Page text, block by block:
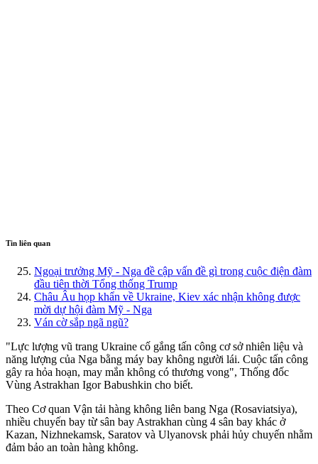
Tin liên quan
Ngoại trưởng Mỹ - Nga đề cập vấn đề gì trong cuộc điện đàm
đầu tiên thời Tổng thống Trump
Châu Âu họp khẩn về Ukraine, Kiev xác nhận không được
mời dự hội đàm Mỹ - Nga
Ván cờ sắp ngã ngũ?
"Lực lượng vũ trang Ukraine cố gắng tấn công cơ sở nhiên liệu và
năng lượng của Nga bằng máy bay không người lái. Cuộc tấn công
gây ra hỏa hoạn, may mắn không có thương vong", Thống đốc
Vùng Astrakhan Igor Babushkin cho biết.
Theo Cơ quan Vận tải hàng không liên bang Nga (Rosaviatsiya),
nhiều chuyến bay từ sân bay Astrakhan cùng 4 sân bay khác ở
Kazan, Nizhnekamsk, Saratov và Ulyanovsk phải hủy chuyến nhằm
đảm bảo an toàn hàng không.